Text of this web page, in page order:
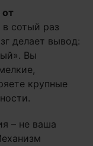
от
в сотый раз
делает вывод:
Вы
крупные
– не ваша